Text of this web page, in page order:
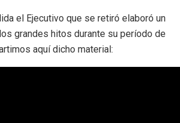
el Ejecutivo que se retiró elaboró un
grandes hitos durante su período de
aquí dicho material: